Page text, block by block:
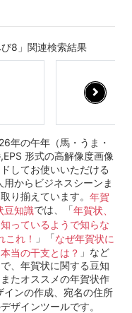
8」関連検索結果
年の午年（馬・うま・
形式の高解像度画像
してお使いいただける
からビジネスシーンま
り揃えています。 年賀
豆知識では、「年賀状、
知っているようで知らな
れ！
」「なぜ年賀状に
当の干支とは？ 」など
、年賀状に関する豆知
たオススメの年賀状作
インの作成、宛名の住所
ザインツールです。